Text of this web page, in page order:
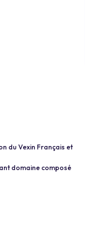
du Vexin Français et
domaine composé